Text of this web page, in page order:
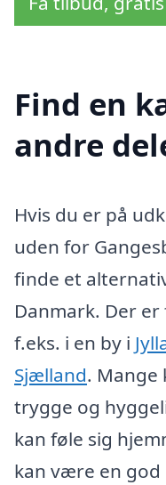
Find en
andre
Hvis du er på
uden for
finde et
Danmark. Der
f.eks. i en by i
Sjælland.
trygge og
kan føle sig
kan være en god